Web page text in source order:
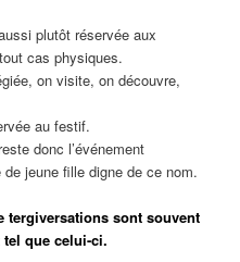
plutôt réservée aux
cas physiques.
on visite, on découvre,
au festif.
reste donc l’événement
de jeune fille digne de ce nom.
tergiversations sont souvent
tel que celui-ci.